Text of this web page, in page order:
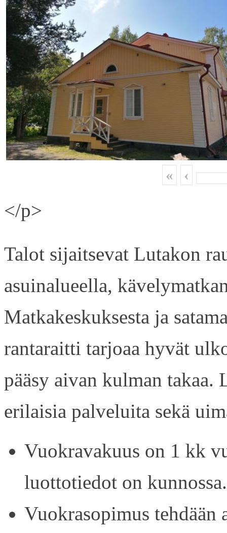
« ‹
</p>
Talot sijaitsevat Lutakon
asuinalueella,
Matkakeskuksesta ja
rantaraitti tarjoaa hyvät
pääsy aivan kulman
erilaisia palveluita sekä
Vuokravakuus on 1 kk
luottotiedot on kunnossa.
Vuokrasopimus tehdään